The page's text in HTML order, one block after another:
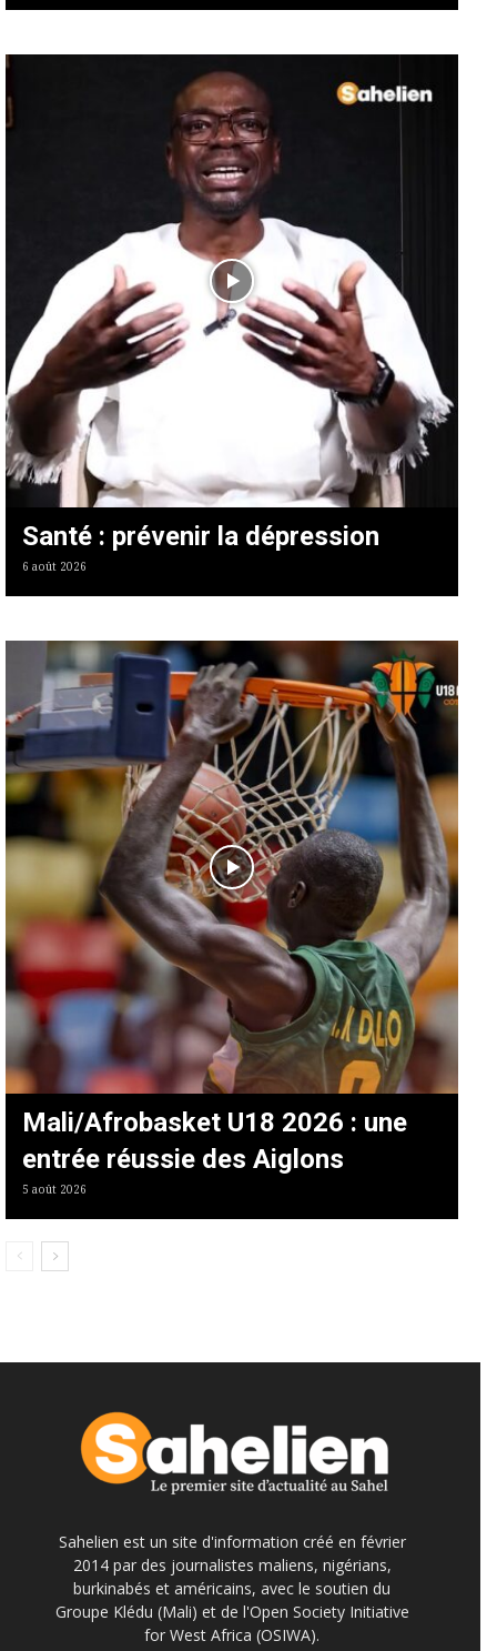
Santé : prévenir la dépression
6 août 2026
Mali/Afrobasket U18 2026 : une
entrée réussie des Aiglons
5 août 2026
Sahelien est un site d'information créé en février
2014 par des journalistes maliens, nigérians,
burkinabés et américains, avec le soutien du
Groupe Klédu (Mali) et de l'Open Society Initiative
for West Africa (OSIWA).